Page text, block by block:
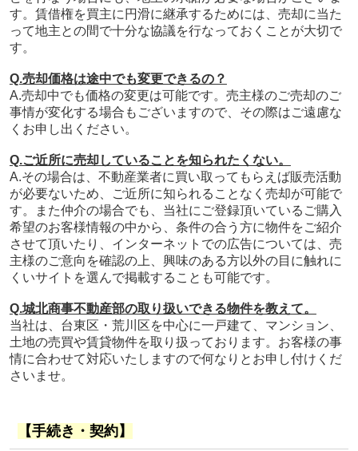
す。賃借権を買主に円滑に継承するためには、売却に当た
って地主との間で十分な協議を行なっておくことが大切で
す。
Q.売却価格は途中でも変更できるの？
A.売却中でも価格の変更は可能です。売主様のご売却のご
事情が変化する場合もございますので、その際はご遠慮な
くお申し出ください。
Q.ご近所に売却していることを知られたくない。
A.その場合は、 不動産業者に買い取ってもらえば販売活動
が必要ないため、ご近所に知られることなく売却が可能で
す。また仲介の場合でも、 当社にご登録頂いているご購入
希望のお客様情報の中から、条件の合う方に物件をご紹介
させて頂いたり、インターネットでの広告については、売
主様のご意向を確認の上、 興味のある方以外の目に触れに
くいサイトを選んで掲載することも可能です。
Q.城北商事不動産部の取り扱いできる物件を教えて。
当社は、台東区・荒川区を中心に一戸建て、マンション、
土地の売買や賃貸物件を取り扱っております。お客様の事
情に合わせて対応いたしますので何なりとお申し付けくだ
さいませ。
【手続き・契約】